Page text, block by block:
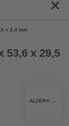
x 2,4 mm
53,6 x 29,5